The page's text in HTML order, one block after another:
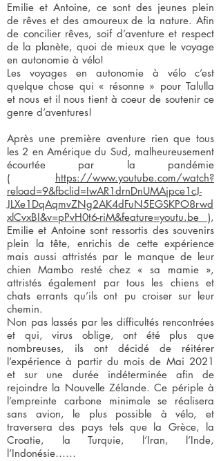
Emilie et Antoine, ce sont des jeunes plein
de rêves et des amoureux de la nature. Afin
de concilier rêves, soif d’aventure et respect
de la planète, quoi de mieux que le voyage
en autonomie à vélo!
Les voyages en autonomie à vélo c’est
quelque chose qui « résonne » pour Talulla
et nous et il nous tient à coeur de soutenir ce
genre d’aventures!
Après une première aventure rien que tous
les 2 en Amérique du Sud, malheureusement
écourtée par la pandémie
(
https://www.youtube.com/watch?
reload=9&fbclid=IwAR1drnDnUMAjpce1cJ-
JLXe1DqAqmvZNg2AK4dFuN5EGSKPO8rwd
xlCvxBI&v=pPvH0t6-riM&feature=youtu.be ),
Emilie et Antoine sont ressortis des souvenirs
plein la tête, enrichis de cette expérience
mais aussi attristés par le manque de leur
chien Mambo resté chez « sa mamie »,
attristés également par tous les chiens et
chats errants qu’ils ont pu croiser sur leur
chemin.
Non pas lassés par les difficultés rencontrées
et qui, virus oblige, ont été plus que
nombreuses, ils ont décidé de réitérer
l’expérience à partir du mois de Mai 2021
et sur une durée indéterminée afin de
rejoindre la Nouvelle Zélande. Ce périple à
l’empreinte carbone minimale se réalisera
sans avion, le plus possible à vélo, et
traversera des pays tels que la Grèce, la
Croatie, la Turquie, l’Iran, l’Inde,
l’Indonésie……